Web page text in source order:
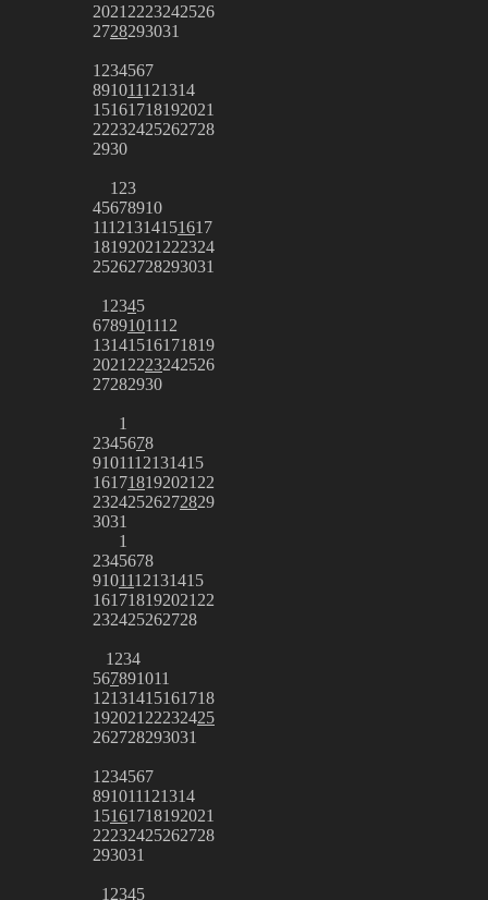
2021 2223242526
2728293031
1 234567
891011121314
15161718192021
22232425262728
2930
1 23
45678910
11121314151617
18192021 222324
25262728293031
1 2345
6789101112
13141516171819
2021 2223242526
27282930
1
2345678
9101112131415
161718192021 22
23242526272829
3031
1
2345678
9101112131415
161718192021 22
232425262728
1 234
567891011
12131415161718
192021 22232425
262728293031
1 234567
891011121314
15161718192021
22232425262728
293031
1 2345